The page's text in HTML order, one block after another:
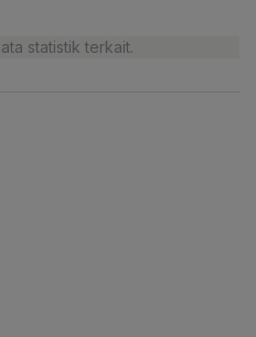
statistik terkait.